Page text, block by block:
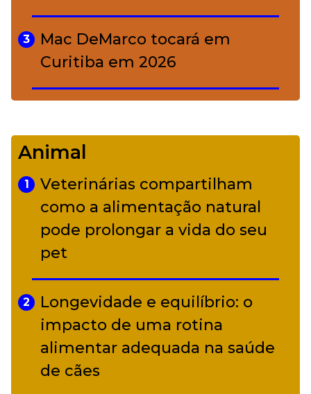
3
Mac DeMarco tocará em
Curitiba em 2026
Camerata tem repertório
diverso a partir de R$ 17
Adriana Calcanhotto retoma
alter ego infantil para show em
Curitiba
Animal
1
Veterinárias compartilham
como a alimentação natural
pode prolongar a vida do seu
pet
2
Longevidade e equilíbrio: o
impacto de uma rotina
alimentar adequada na saúde
de cães